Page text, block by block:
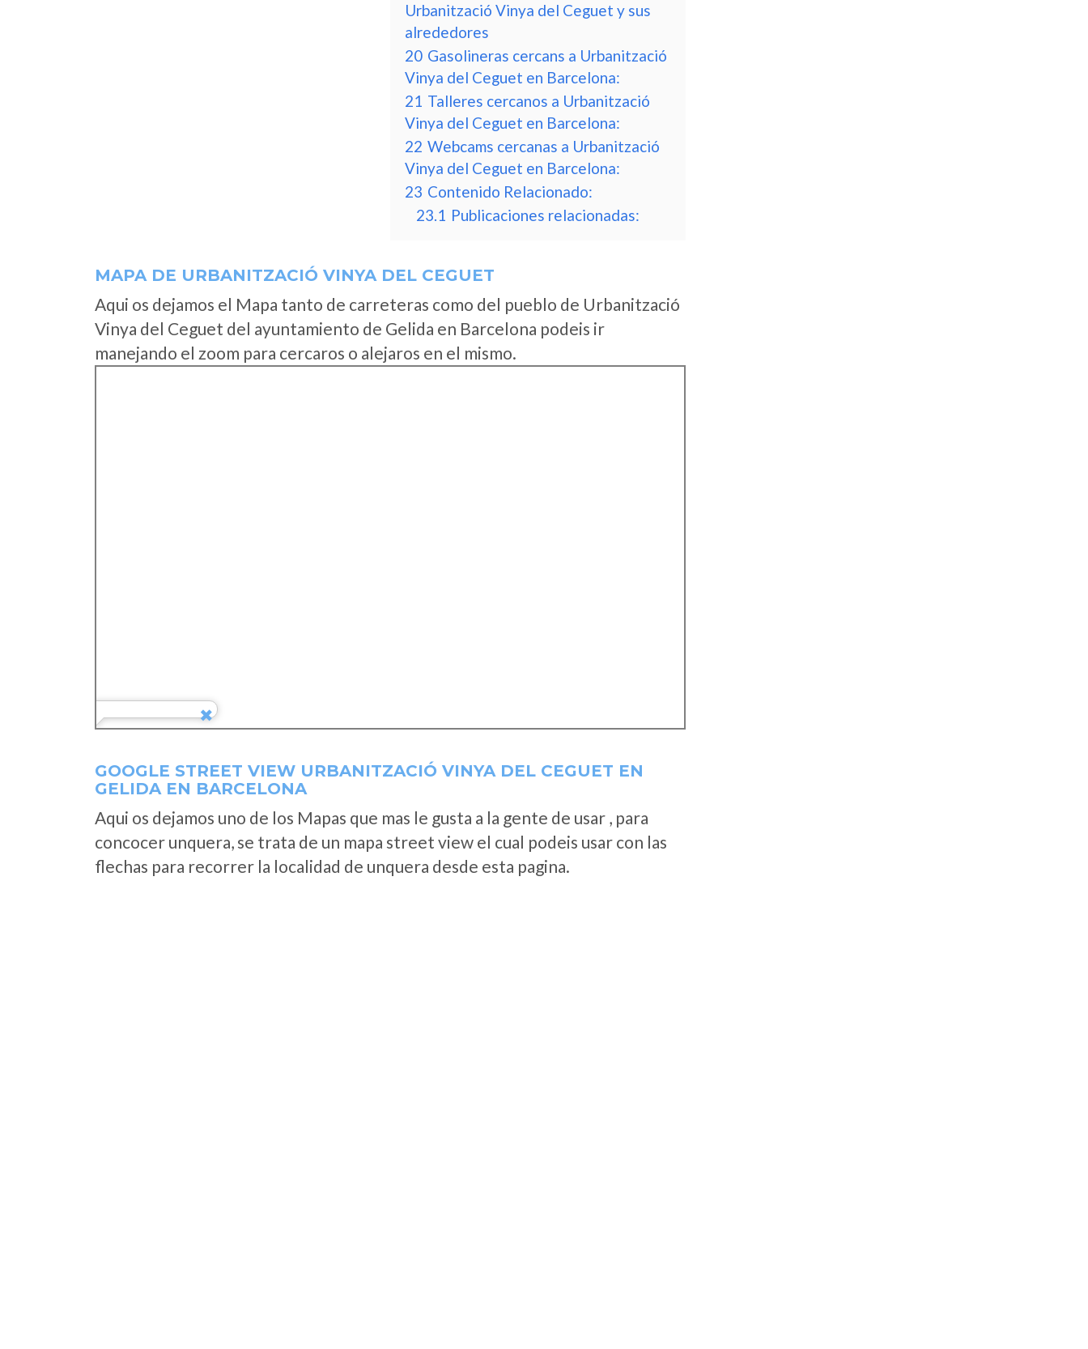
Urbanització Vinya del Ceguet y sus
alrededores
20 Gasolineras cercans a Urbanització
Vinya del Ceguet en Barcelona:
21 Talleres cercanos a Urbanització
Vinya del Ceguet en Barcelona:
22 Webcams cercanas a Urbanització
Vinya del Ceguet en Barcelona:
23 Contenido Relacionado:
23.1 Publicaciones relacionadas:
MAPA DE URBANITZACIÓ VINYA DEL CEGUET
Aqui os dejamos el Mapa tanto de carreteras como del pueblo de Urbanització
Vinya del Ceguet del ayuntamiento de Gelida en Barcelona podeis ir
manejando el zoom para cercaros o alejaros en el mismo.
GOOGLE STREET VIEW URBANITZACIÓ VINYA DEL CEGUET EN
GELIDA EN BARCELONA
Aqui os dejamos uno de los Mapas que mas le gusta a la gente de usar , para
concocer unquera, se trata de un mapa street view el cual podeis usar con las
flechas para recorrer la localidad de unquera desde esta pagina.